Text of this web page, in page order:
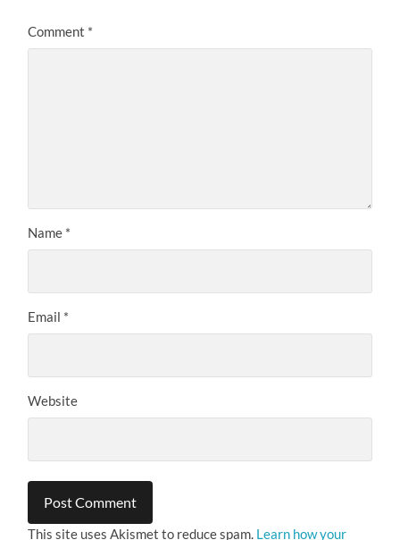
Comment *
Name *
Email *
Website
This site uses Akismet to reduce spam. Learn how your